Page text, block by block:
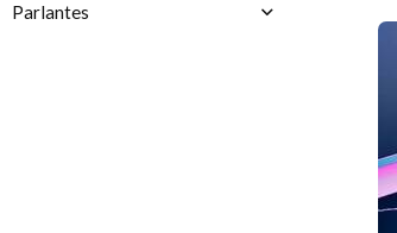
Parlantes